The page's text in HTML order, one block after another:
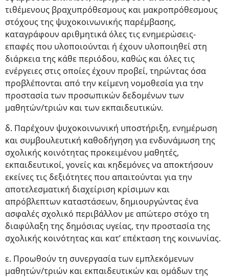
τιθέμενους βραχυπρόθεσμους και μακροπρόθεσμους
στόχους της ψυχοκοινωνικής παρέμβασης,
καταγράφουν αριθμητικά όλες τις ενημερώσεις-
επαφές που υλοποιούνται ή έχουν υλοποιηθεί στη
διάρκεια της κάθε περιόδου, καθώς και όλες τις
ενέργειες στις οποίες έχουν προβεί, τηρώντας όσα
προβλέπονται από την κείμενη νομοθεσία για την
προστασία των προσωπικών δεδομένων των
μαθητών/τριών και των εκπαιδευτικών.
δ. Παρέχουν ψυχοκοινωνική υποστήριξη, ενημέρωση
και συμβουλευτική καθοδήγηση για ενδυνάμωση της
σχολικής κοινότητας προκειμένου μαθητές,
εκπαιδευτικοί, γονείς και κηδεμόνες να αποκτήσουν
εκείνες τις δεξιότητες που απαιτούνται για την
αποτελεσματική διαχείριση κρίσιμων και
απρόβλεπτων καταστάσεων, δημιουργώντας ένα
ασφαλές σχολικό περιβάλλον με απώτερο στόχο τη
διαφύλαξη της δημόσιας υγείας, την προστασία της
σχολικής κοινότητας και κατ’ επέκταση της κοινωνίας.
ε. Προωθούν τη συνεργασία των εμπλεκόμενων
μαθητών/τριών και εκπαιδευτικών και ομάδων της